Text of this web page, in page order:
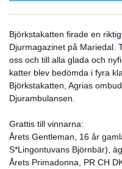
Björkstakatten firade en
Djurmagazinet på Mariedal.
oss och till alla glada och
katter blev bedömda i fyra
Björkstakatten, Agrias
Djurambulansen.
Grattis till vinnarna:
Årets Gentleman, 16 år
S*Lingontuvans Björnbär),
Årets Primadonna, PR CH